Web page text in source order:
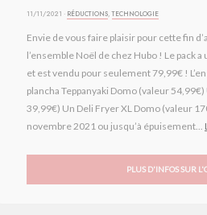
11/11/2021 · RÉDUCTIONS,TECHNOLOGIE
Envie de vous faire plaisir pour cette fin
l’ensemble Noël de chez Hubo ! Le pack
et est vendu pour seulement 79,99€ !
plancha Teppanyaki Domo (valeur
39,99€) Un Deli Fryer XL Domo (valeur
novembre 2021 ou jusqu’à épuisement...
PLUS D'INFOS SUR